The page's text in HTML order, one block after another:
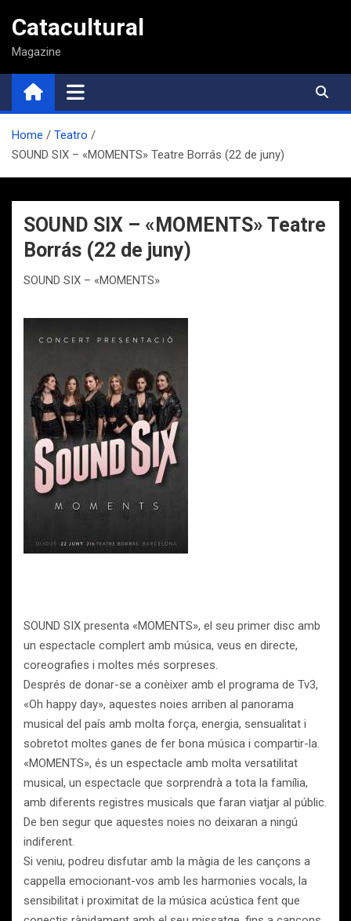
contenido
Catacultural
Magazine
Home
Teatro
SOUND SIX – «MOMENTS» Teatre Borrás (22 de juny)
SOUND SIX – «MOMENTS» Teatre
Borrás (22 de juny)
SOUND SIX – «MOMENTS»
SOUND SIX presenta «MOMENTS», el seu primer disc amb
un espectacle complert amb música, veus en directe,
coreografies i moltes més sorpreses.
Després de donar-se a conèixer amb el programa de Tv3,
«Oh happy day», aquestes noies arriben al panorama
musical del país amb molta força, energia, sensualitat i
sobretot moltes ganes de fer bona música i compartir-la.
«MOMENTS», és un espectacle amb molta versatilitat
musical, un espectacle que sorprendrà a tota la família,
amb diferents registres musicals que faran viatjar al públic.
De ben segur que aquestes noies no deixaran a ningú
indiferent.
Si veniu, podreu disfutar amb la màgia de les cançons a
cappella emocionant-vos amb les harmonies vocals, la
sensibilitat i proximitat de la música acústica fent que